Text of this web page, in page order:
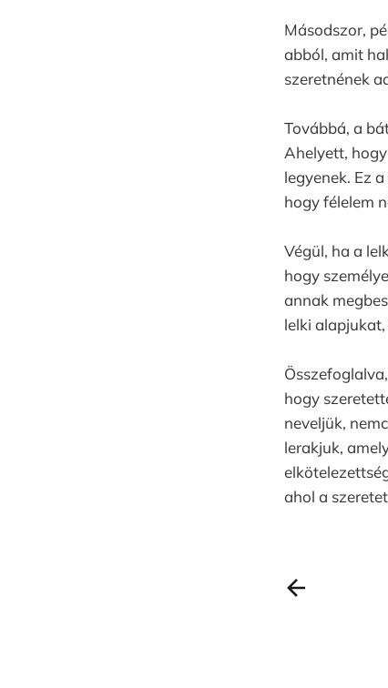
Másodszor,
abból, amit
szeretnének
Továbbá, a
Ahelyett,
legyenek. Ez
hogy félelem
Végül, ha a
hogy
annak
lelki
hogy
neveljük,
lerakjuk,
ahol a